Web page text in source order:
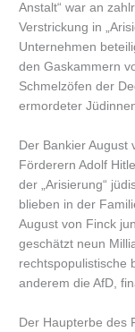
Anstalt“ war an
Verstrickung in
Unternehmen
den Gaskammern
Schmelzöfen der
ermordeter
Der Bankier August
Förderern Adolf
der „Arisierung“
blieben in der
August von Finck
geschätzt neun
rechtspopulistische
anderem die AfD,
Der Haupterbe des